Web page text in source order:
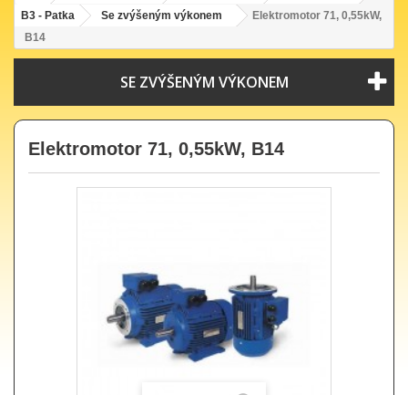
B3 - Patka
Se zvýšeným výkonem
Elektromotor 71, 0,55kW,
B14
SE ZVÝŠENÝM VÝKONEM
Elektromotor 71, 0,55kW, B14